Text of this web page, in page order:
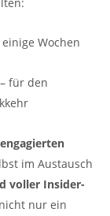
einige Wochen
– für den
engagierten
im Austausch
voller Insider-
nur ein